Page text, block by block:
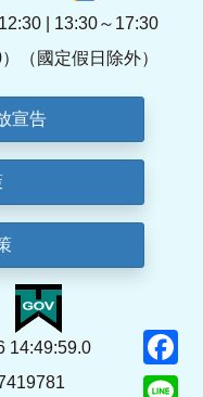
| 13:30～17:30
（國定假日除外）
宣告
14:49:59.0